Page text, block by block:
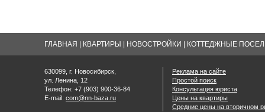
ГЛАВНАЯ КВАРТИРЫ НОВОСТРОЙКИ КОТТЕДЖНЫЕ
630099, г. Новосибирск,
ул. Ленина, 12
Телефон: +7 (903) 900-36-84
E-mail: com@nn-baza.ru
Реклама на сайте
Простой поиск
Консультация юриста
Цены на квартиры
Средние цены на вторичном